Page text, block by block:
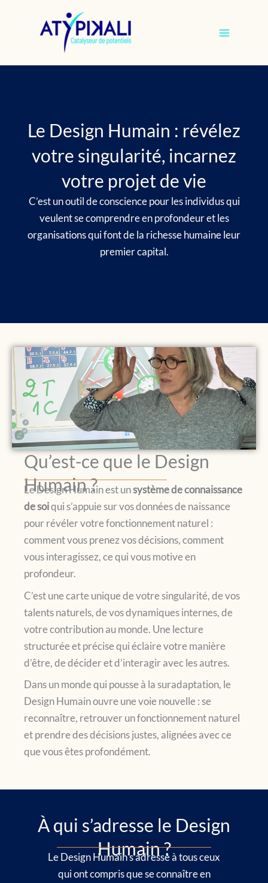
Le Design Humain : révélez
votre singularité, incarnez
votre projet de vie
C’est un outil de conscience pour les individus qui
veulent se comprendre en profondeur et les
organisations qui font de la richesse humaine leur
premier capital.
Qu’est-ce que le Design
Humain ?
Le Design Humain est unsystème de connaissance
de soiqui s’appuie sur vos données de naissance
pour révéler votre fonctionnement naturel :
comment vous prenez vos décisions, comment
vous interagissez, ce qui vous motive en
profondeur.
C’est une carte unique de votre singularité, de vos
talents naturels, de vos dynamiques internes, de
votre contribution au monde. Une lecture
structurée et précise qui éclaire votre manière
d’être, de décider et d’interagir avec les autres.
Dans un monde qui pousse à la suradaptation, le
Design Humain ouvre une voie nouvelle : se
reconnaître, retrouver un fonctionnement naturel
et prendre des décisions justes, alignées avec ce
que vous êtes profondément.
À qui s’adresse le Design
Humain ?
Le Design Humain s’adresse à tous ceux
qui ont compris que se connaître en